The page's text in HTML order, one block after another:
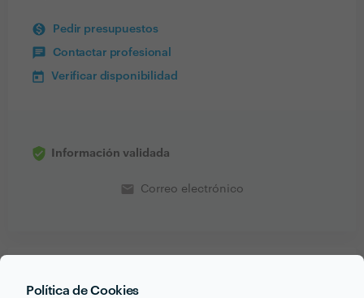
Política de Cookies
Pedir presupuestos
Contactar profesional
Verificar disponibilidad
Información validada
email Correo electrónico